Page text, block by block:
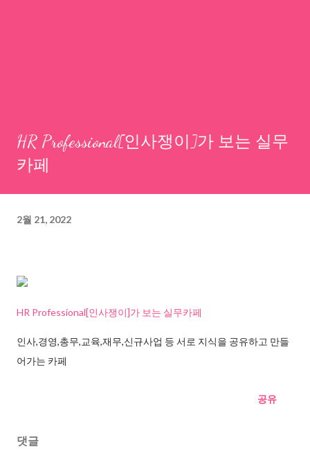
HR Professional[인사쟁이]가 보는 실무
카페
2월 21, 2022
HR Professional[인사쟁이]가 보는 실무카페
인사,경영,총무,교육,재무,신규사업 등 서로 지식을 공유하고 만들
어가는 카페
공유
댓글